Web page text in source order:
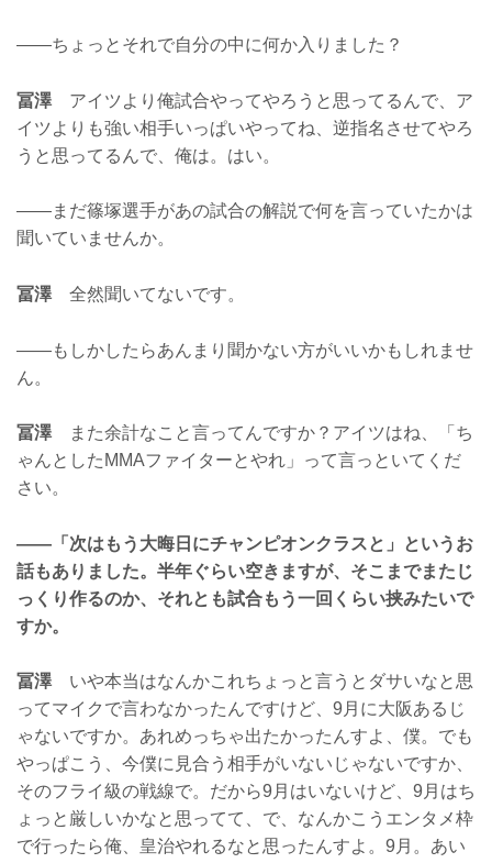
——ちょっとそれで自分の中に何か入りました？
冨澤アイツより俺試合やってやろうと思ってるんで、ア
イツよりも強い相手いっぱいやってね、逆指名させてやろ
うと思ってるんで、俺は。はい。
——まだ篠塚選手があの試合の解説で何を言っていたかは
聞いていませんか。
冨澤全然聞いてないです。
——もしかしたらあんまり聞かない方がいいかもしれませ
ん。
冨澤また余計なこと言ってんですか？アイツはね、「ち
ゃんとしたMMAファイターとやれ」って言っといてくだ
さい。
——「次はもう大晦日にチャンピオンクラスと」というお
話もありました。半年ぐらい空きますが、そこまでまたじ
っくり作るのか、それとも試合もう一回くらい挟みたいで
すか。
冨澤いや本当はなんかこれちょっと言うとダサいなと思
ってマイクで言わなかったんですけど、9月に大阪あるじ
ゃないですか。あれめっちゃ出たかったんすよ、僕。でも
やっぱこう、今僕に見合う相手がいないじゃないですか、
そのフライ級の戦線で。だから9月はいないけど、9月はち
ょっと厳しいかなと思ってて、で、なんかこうエンタメ枠
で行ったら俺、皇治やれるなと思ったんすよ。9月。あい